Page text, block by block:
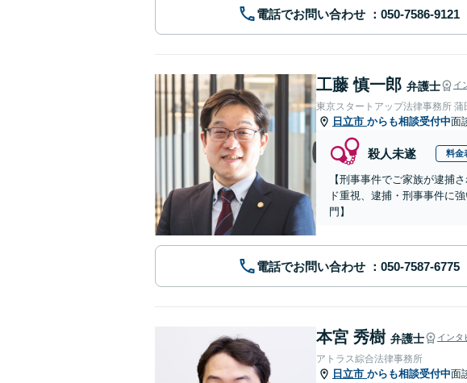
電話でお問い合わせ
工藤 慎一郎 弁護士 イ
東京スタートアップ法律事務所 蒲
日立市 からも相談受付中面
殺人未遂 料金
【刑事事件でご家族が逮捕
ド重視、逮捕・刑事事件に
門】
電話でお問い合わせ
本宮 秀樹 弁護士 インタ
アトラス綜合法律事務所
日立市 からも相談受付中面